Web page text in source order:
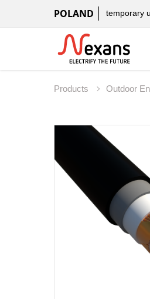
POLAND temporary
Products Outdoor